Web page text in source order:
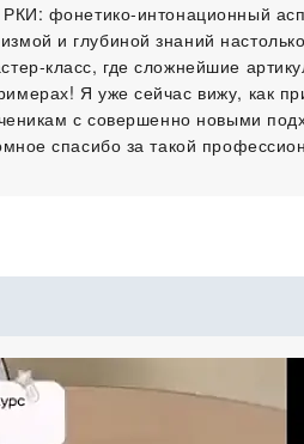
фонетико-интонационный
и глубиной знаний
класс, где сложнейшие
Я уже сейчас вижу, как
с совершенно новыми
спасибо за такой